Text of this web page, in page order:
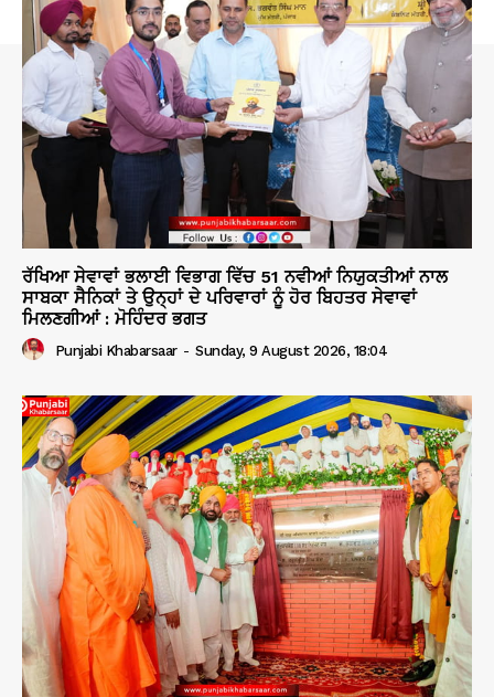
ਰੱਖਿਆ ਸੇਵਾਵਾਂ ਭਲਾਈ ਵਿਭਾਗ ਵਿੱਚ 51 ਨਵੀਆਂ ਨਿਯੁਕਤੀਆਂ ਨਾਲ
ਸਾਬਕਾ ਸੈਨਿਕਾਂ ਤੇ ਉਨ੍ਹਾਂ ਦੇ ਪਰਿਵਾਰਾਂ ਨੂੰ ਹੋਰ ਬਿਹਤਰ ਸੇਵਾਵਾਂ
ਮਿਲਣਗੀਆਂ : ਮੋਹਿੰਦਰ ਭਗਤ
Punjabi Khabarsaar - Sunday, 9 August 2026, 18:04